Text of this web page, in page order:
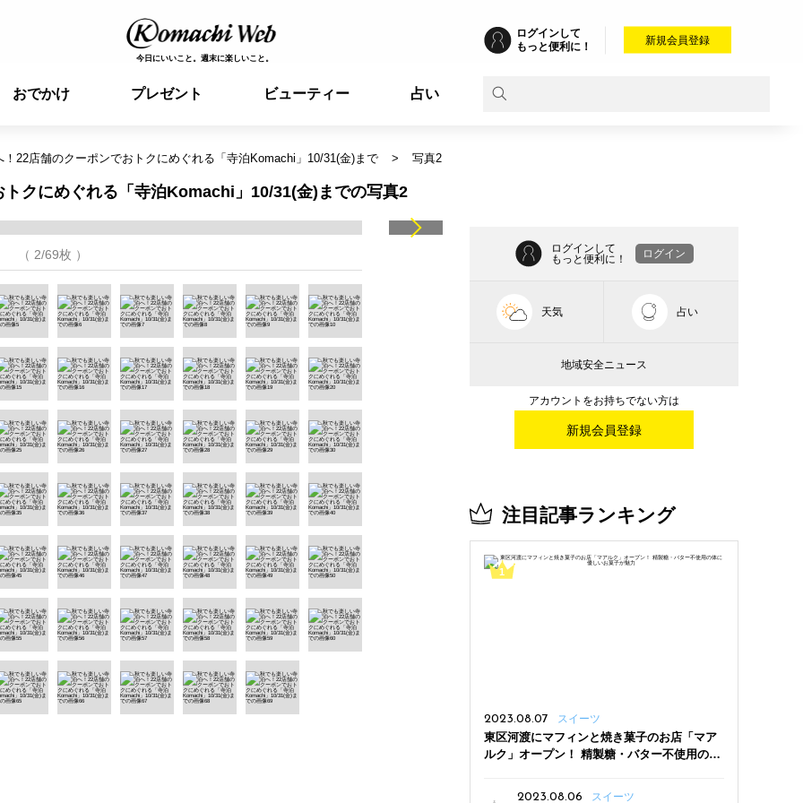
今日にいいこと。週末に楽しいこと。
ログインして
もっと便利に！
新規会員登録
おでかけ プレゼント ビューティー 占い
22店舗のクーポンでおトクにめぐれる「寺泊Komachi」10/31(金)まで 写真2
クにめぐれる「寺泊Komachi」10/31(金)までの写真2
（ 2/69枚 ）
ログインして
もっと便利に！
ログイン
天気 占い
地域安全ニュース
アカウントをお持ちでない方は
新規会員登録
注目記事ランキング
2023.08.07 スイーツ
東区河渡にマフィンと焼き菓子のお店「マア
ルク」オープン！ 精製糖・バター不使用の体
2023.08.06
スイーツ